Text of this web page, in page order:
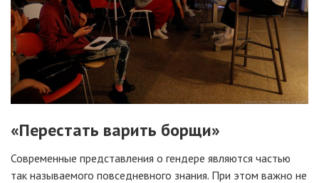
«Перестать варить борщи»
Современные представления о гендере являются частью
так называемого повседневного знания. При этом важно не